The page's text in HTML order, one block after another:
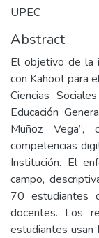
UPEC
Abstract
El objetivo de la
con Kahoot para
Ciencias
Educación
Muñoz Vega”,
competencias
Institución. El
campo,
70 estudiantes
docentes. Los
estudiantes usan